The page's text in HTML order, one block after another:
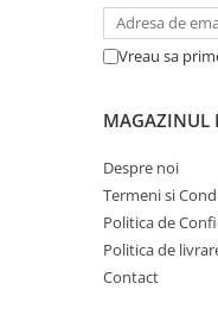
Vreau sa
MAGAZINUL
Despre noi
Termeni si
Politica de
Politica de
Contact